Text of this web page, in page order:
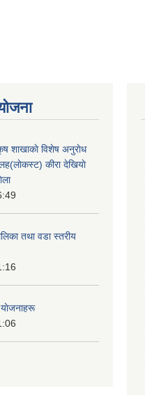
शाखाकाे विशेष अनुराेध
कीरा देखियाे
तथा वडा स्तरीय
याेजनाहरू